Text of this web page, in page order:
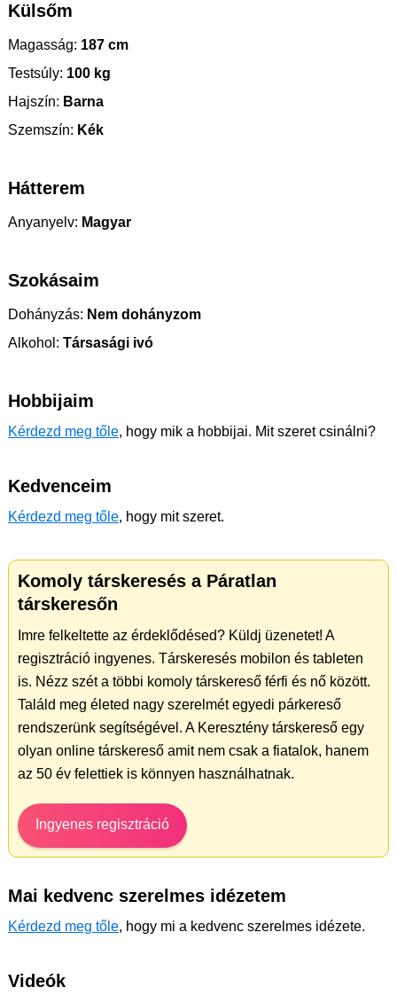
Külsőm
Magasság: 187 cm
Testsúly: 100 kg
Hajszín: Barna
Szemszín: Kék
Hátterem
Anyanyelv: Magyar
Szokásaim
Dohányzás: Nem dohányzom
Alkohol: Társasági ivó
Hobbijaim
Kérdezd meg tőle, hogy mik a hobbijai. Mit szeret csinálni?
Kedvenceim
Kérdezd meg tőle, hogy mit szeret.
Komoly társkeresés a Páratlan
társkeresőn
Imre felkeltette az érdeklődésed? Küldj üzenetet! A
regisztráció ingyenes. Társkeresés mobilon és tableten
is. Nézz szét a többi komoly társkereső férfi és nő között.
Találd meg életed nagy szerelmét egyedi párkereső
rendszerünk segítségével. A Keresztény társkereső egy
olyan online társkereső amit nem csak a fiatalok, hanem
az 50 év felettiek is könnyen használhatnak.
Ingyenes regisztráció
Mai kedvenc szerelmes idézetem
Kérdezd meg tőle, hogy mi a kedvenc szerelmes idézete.
Videók